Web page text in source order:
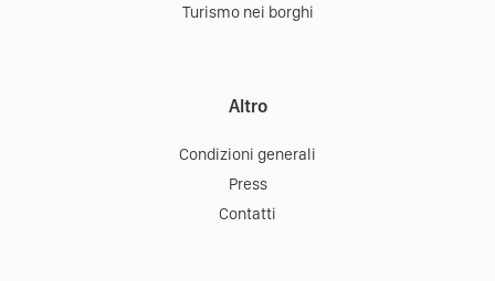
Turismo nei borghi
Altro
Condizioni generali
Press
Contatti